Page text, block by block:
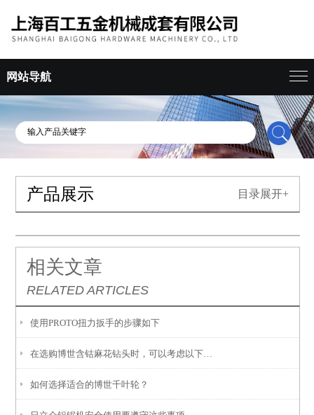
网站导航
产品展示 目录展开+
相关文章
RELATED ARTICLES
使用PROTO扭力扳手的步骤如下
如何选择适合的博世千叶轮？